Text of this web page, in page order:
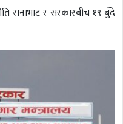
रानाभाट र सरकारबीच १९ बुँदे